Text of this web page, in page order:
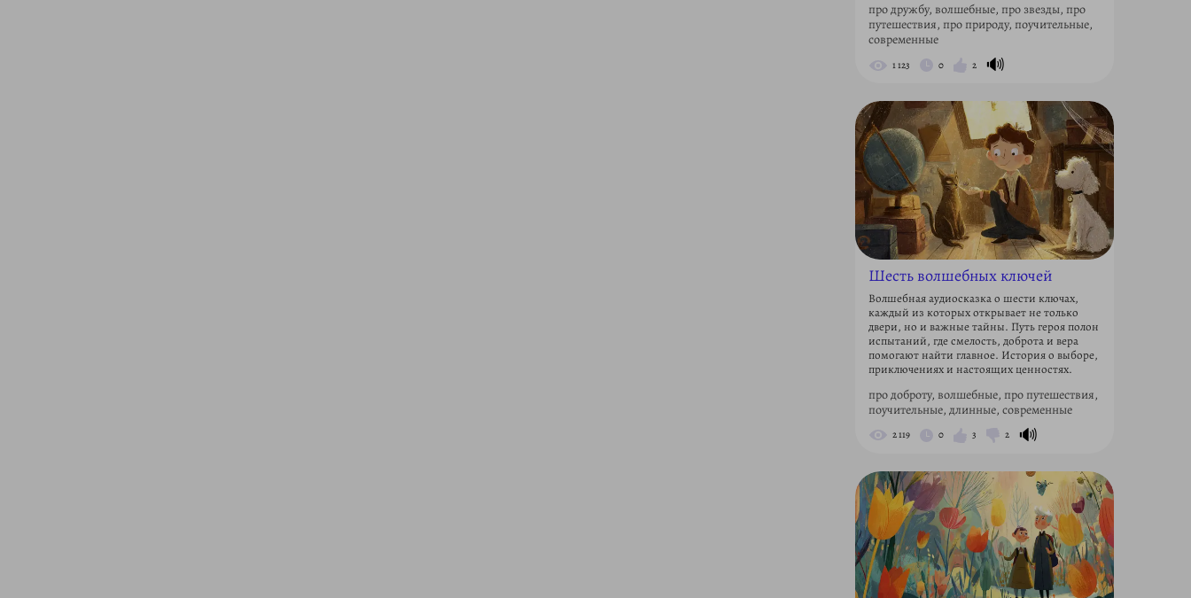
про дружбу, волшебные, про звезды, про
путешествия, про природу, поучительные,
современные
1 123 0 2 🔊
Шесть волшебных ключей
Волшебная аудиосказка о шести ключах,
каждый из которых открывает не только
двери, но и важные тайны. Путь героя полон
испытаний, где смелость, доброта и вера
помогают найти главное. История о выборе,
приключениях и настоящих ценностях.
про доброту, волшебные, про путешествия,
поучительные, длинные, современные
2 119 0 3 2 🔊